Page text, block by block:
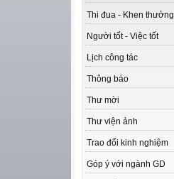
Thi đua - Khen thưởng
Người tốt - Việc tốt
Lịch công tác
Thông báo
Thư mời
Thư viện ảnh
Trao đổi kinh nghiệm
Góp ý với ngành GD